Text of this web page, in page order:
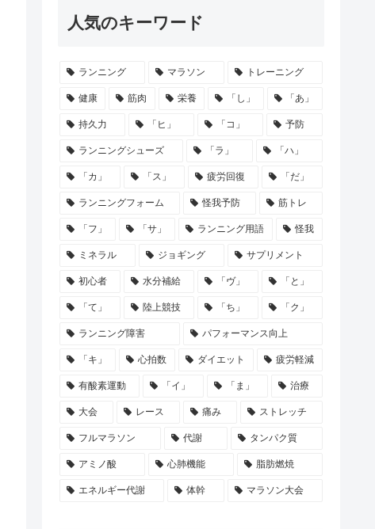
人気のキーワード
ランニング マラソン トレーニング
健康 筋肉 栄養 「し」 「あ」
持久力 「ヒ」 「コ」 予防
ランニングシューズ 「ラ」 「ハ」
「カ」 「ス」 疲労回復 「だ」
ランニングフォーム 怪我予防 筋トレ
「フ」 「サ」 ランニング用語 怪我
ミネラル ジョギング サプリメント
初心者 水分補給 「ヴ」 「と」
「て」 陸上競技 「ち」 「ク」
ランニング障害 パフォーマンス向上
「キ」 心拍数 ダイエット 疲労軽減
有酸素運動 「イ」 「ま」 治療
大会 レース 痛み ストレッチ
フルマラソン 代謝 タンパク質
アミノ酸 心肺機能 脂肪燃焼
エネルギー代謝 体幹 マラソン大会